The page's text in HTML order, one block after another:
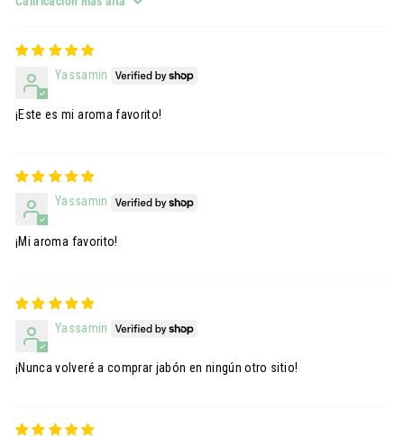
Sort by
Yassamin
¡Este es mi aroma favorito!
Yassamin
¡Mi aroma favorito!
Yassamin
¡Nunca volveré a comprar jabón en ningún otro sitio!